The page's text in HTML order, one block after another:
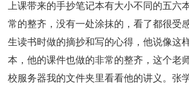
上课带来的手抄笔记本有大小不同的五六
常的整齐，没有一处涂抹的，看了都很受
生读书时做的摘抄和写的心得，他说像这
本，他的课件也做的非常的整齐，这个老
校服务器我的文件夹里看看他的讲义。张